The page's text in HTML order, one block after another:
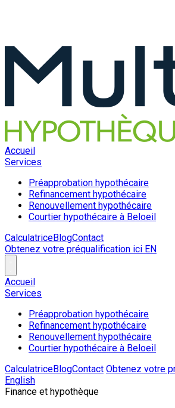
Accueil
Services
Préapprobation hypothécaire
Refinancement hypothécaire
Renouvellement hypothécaire
Courtier hypothécaire à Beloeil
CalculatriceBlogContact
Obtenez votre préqualification ici EN
Accueil
Services
Préapprobation hypothécaire
Refinancement hypothécaire
Renouvellement hypothécaire
Courtier hypothécaire à Beloeil
CalculatriceBlogContact Obtenez votre
English
Finance et hypothèque